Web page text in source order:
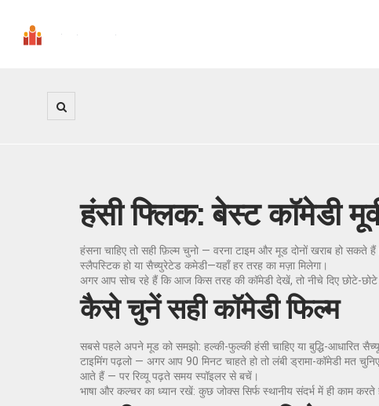
हंसी फ्लिक: बेस्ट कॉमेडी
हंसना चाहिए तो सही फ़िल्म चुनो — वरना टाइम और मूड दोनों खराब हो सकते
स्लैपस्टिक हो या सैच्युरेटेड कमेडी—यहाँ हर तरह का मज़ा मिलेगा।
अगर आप सोच रहे हैं कि आज किस तरह की कॉमेडी देखें, तो नीचे दिए छोटे-
कैसे चुनें सही कॉमेडी फिल्म
सबसे पहले अपने मूड को समझो: हल्की-फुल्की हंसी चाहिए या बुद्धि-आधारित
टाइमिंग पढ़लो — अगर आप 90 मिनट चाहते हो तो लंबी ड्रामा-कॉमेडी मत
आते हैं — पर रिव्यू पढ़ते समय स्पॉइलर से बचें।
भाषा और कल्चर का ध्यान रखें: कुछ जोक्स सिर्फ स्थानीय संदर्भ में ही काम